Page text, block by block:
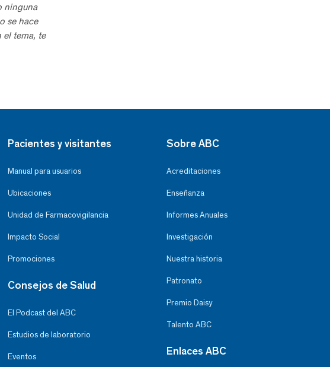
ninguna
se hace
el tema, te
Pacientes y visitantes
Manual para usuarios
Ubicaciones
Unidad de Farmacovigilancia
Impacto Social
Promociones
Consejos de Salud
El Podcast del ABC
Estudios de laboratorio
Eventos
Sobre ABC
Acreditaciones
Enseñanza
Informes Anuales
Investigación
Nuestra historia
Patronato
Premio Daisy
Talento ABC
Enlaces ABC